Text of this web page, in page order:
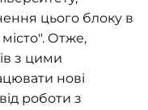
цього блоку в
Отже,
з цими
нові
роботи з